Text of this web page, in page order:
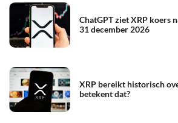
ChatGPT ziet XRP koers
31 december 2026
XRP bereikt historisch
betekent dat?